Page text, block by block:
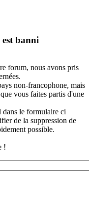
est banni
forum, nous avons pris
non-francophone, mais
vous faites partis d'une
dans le formulaire ci
de la suppression de
possible.
!